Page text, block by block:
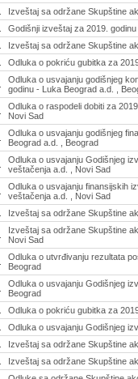
Izveštaj sa održane Skupštine
Godišnji izveštaj za 2019.
Izveštaj sa održane Skupštine
Odluka o pokriću gubitka za
Odluka o usvajanju godišnjeg
godinu - Luka Beograd a.d. ,
Odluka o raspodeli dobiti za
Novi Sad
Odluka o usvajanju godišnjeg
Beograd a.d. , Beograd
Odluka o usvajanju Godišnjeg
veštačenja a.d. , Novi Sad
Odluka o usvajanju finansijskih
veštačenja a.d. , Novi Sad
Izveštaj sa održane Skupštine
Izveštaj sa održane Skupštine
Novi Sad
Odluka o utvrđivanju rezultata
Beograd
Odluka o usvajanju Godišnjeg
Beograd
Odluka o pokriću gubitka za
Odluka o usvajanju Godišnjeg
Izveštaj sa održane Skupštine
Izveštaj sa održane Skupštine